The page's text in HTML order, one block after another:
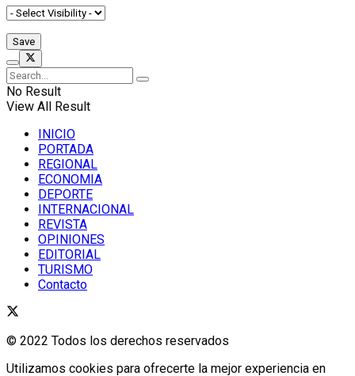
No Result
View All Result
INICIO
PORTADA
REGIONAL
ECONOMIA
DEPORTE
INTERNACIONAL
REVISTA
OPINIONES
EDITORIAL
TURISMO
Contacto
© 2022 Todos los derechos reservados
Utilizamos cookies para ofrecerte la mejor experiencia en